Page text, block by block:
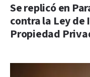
Se replicó en
contra la Ley
Propiedad